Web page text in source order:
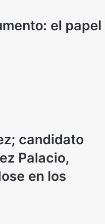
el papel
candidato
Palacio,
en los